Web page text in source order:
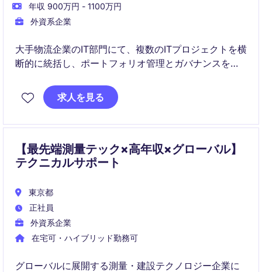
年収 900万円 - 1100万円
外資系企業
大手物流企業のIT部門にて、複数のITプロジェクトを横
断的に統括し、ポートフォリオ管理とガバナンスを担
物流×ITの戦略的パートナーとして、新規ビジネス立ち
求人を見る
【最先端測量テック×高年収×グローバル】
テクニカルサポート
東京都
正社員
外資系企業
在宅可・ハイブリッド勤務可
グローバルに展開する測量・建設テクノロジー企業に